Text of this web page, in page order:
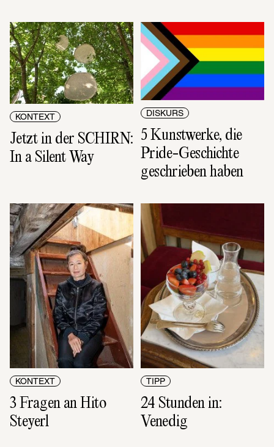
KONTEXT
Jetzt in der SCHIRN:
In a Silent Way
DISKURS
5 Kunstwerke, die
Pride-Geschichte
geschrieben haben
KONTEXT
3 Fragen an Hito
Steyerl
TIPP
24 Stunden in:
Venedig